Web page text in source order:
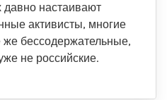
давно настаивают
активисты, многие
же бессодержательные,
не российские.